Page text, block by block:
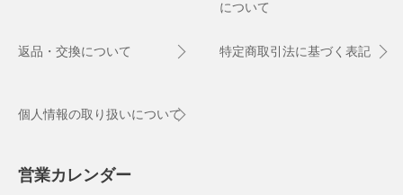
について
返品・交換について 特定商取引法に基づく表記
個人情報の取り扱いについて
営業カレンダー